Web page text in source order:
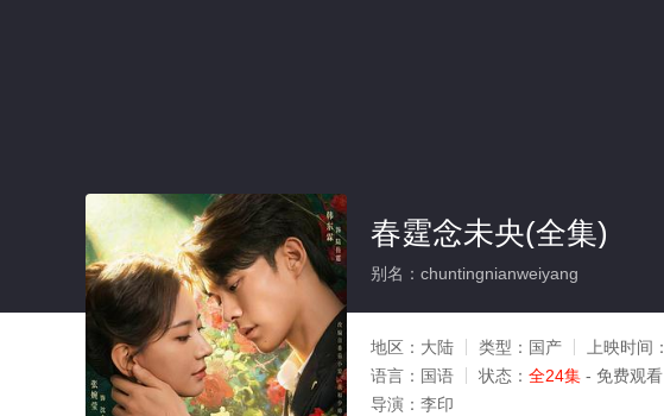
春霆念未央(全集)
别名：chuntingnianweiyang
地区： 大陆 类型： 国产 上映时间：
语言： 国语 状态： 全24集 - 免费观看
导演： 李印